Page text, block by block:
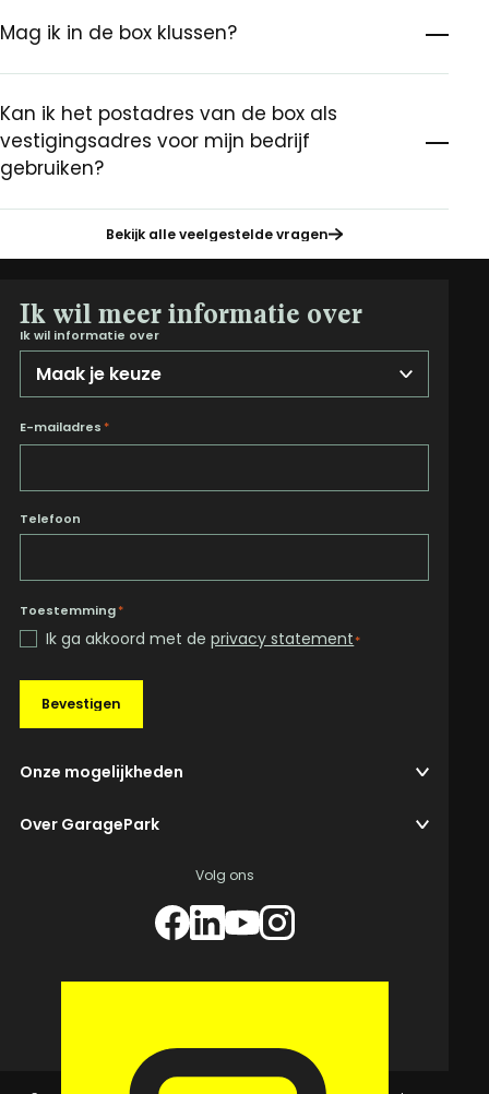
Mag ik in de box klussen?
Kan ik het postadres van de box als
vestigingsadres voor mijn bedrijf
gebruiken?
Bekijk alle veelgestelde vragen
Ik wil meer informatie over
Ik wil informatie over
E-mailadres *
Telefoon
Toestemming*
Ik ga akkoord met deprivacy statement*
Bevestigen
Onze mogelijkheden
Over GaragePark
Volg ons
© 2026 GaragePark.